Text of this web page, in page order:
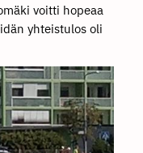
voitti hopeaa
yhteistulos oli